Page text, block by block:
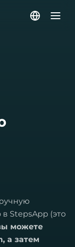
StepsApp (это
можете
а затем